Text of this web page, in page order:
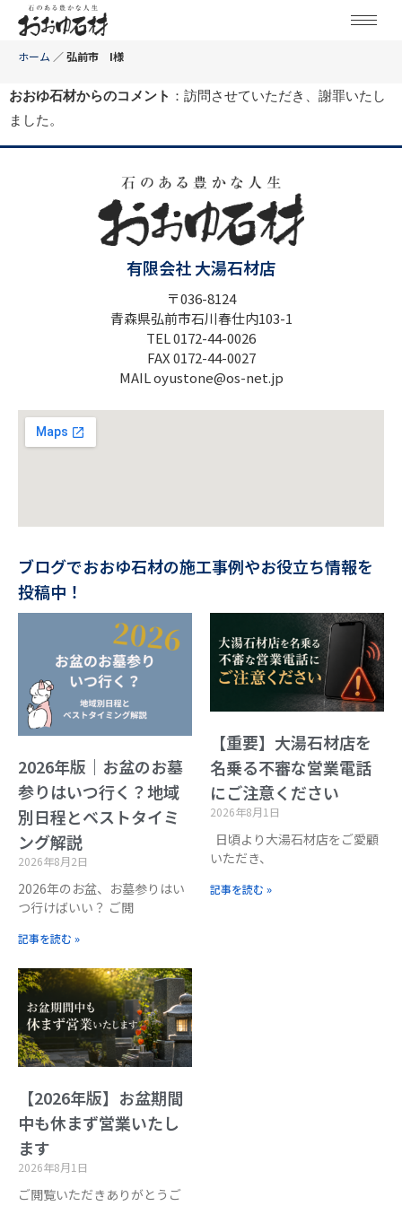
ホーム ／弘前市 I様
おおゆ石材からのコメント ：訪問させていただき、謝罪いたし
ました。
有限会社 大湯石材店
〒036-8124
青森県弘前市石川春仕内103-1
TEL 0172-44-0026
FAX 0172-44-0027
MAIL oyustone@os-net.jp
ブログでおおゆ石材の施工事例やお役立ち情報を
投稿中！
2026年版｜お盆のお墓
参りはいつ行く？地域
別日程とベストタイミ
ング解説
2026年8月2日
2026年のお盆、お墓参りはい
つ行けばいい？ ご閲
記事を読む »
【重要】大湯石材店を
名乗る不審な営業電話
にご注意ください
2026年8月1日
日頃より大湯石材店をご愛顧
いただき、
記事を読む »
【2026年版】お盆期間
中も休まず営業いたし
ます
2026年8月1日
ご閲覧いただきありがとうご